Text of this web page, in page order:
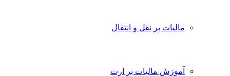
مالیات بر نقل و انتقال
آموزش مالیات بر ارث